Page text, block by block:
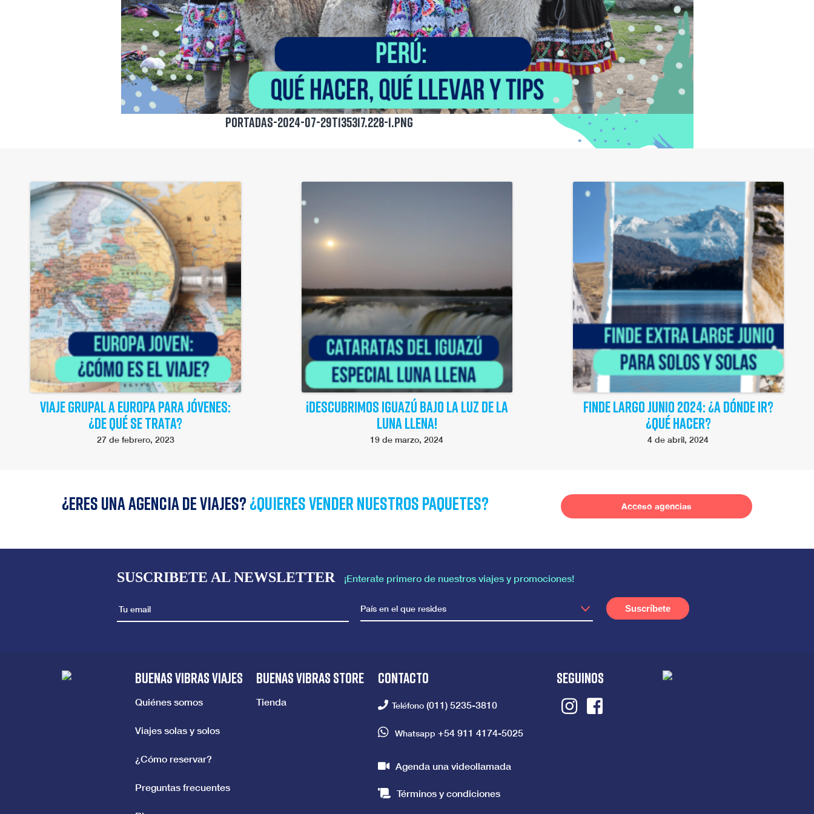
Portadas-2024-07-29T135317.228-1.png
VIAJE GRUPAL A EUROPA PARA JÓVENES:
¿DE QUÉ SE TRATA?
27 de febrero, 2023
¡DESCUBRIMOS IGUAZÚ BAJO LA LUZ DE LA
LUNA LLENA!
19 de marzo, 2024
FINDE LARGO JUNIO 2024: ¿A DÓNDE IR?
¿QUÉ HACER?
4 de abril, 2024
¿Eres una agencia de viajes?¿quieres vender nuestros paquetes? Acceso agencias
SUSCRIBETE AL NEWSLETTER ¡Enterate primero de nuestros viajes y promociones!
País en el que resides
BUENAS VIBRAS VIAJES
Quiénes somos
Viajes solas y solos
¿Cómo reservar?
Preguntas frecuentes
BUENAS VIBRAS STORE
Tienda
CONTACTO
Teléfono (011) 5235-3810
Whatsapp +54 911 4174-5025
Agenda una videollamada
Términos y condiciones
SEGUINOS
InstagramFacebook